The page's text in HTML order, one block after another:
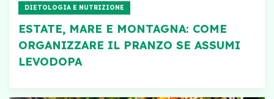
DIETOLOGIA E NUTRIZIONE
ESTATE, MARE E MONTAGNA: COME
ORGANIZZARE IL PRANZO SE ASSUMI
LEVODOPA